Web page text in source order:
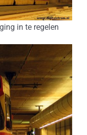
in te regelen